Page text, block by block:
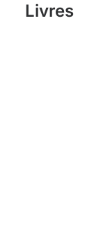
Livres